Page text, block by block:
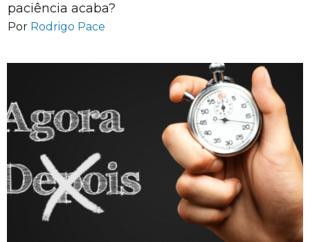
paciência acaba?
Por Rodrigo Pace